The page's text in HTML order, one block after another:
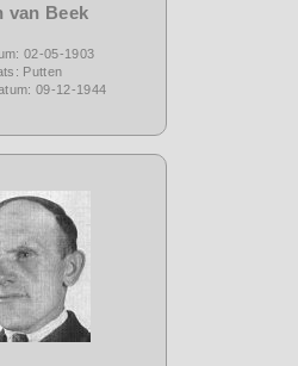
van Beek
02-05-1903
Putten
09-12-1944